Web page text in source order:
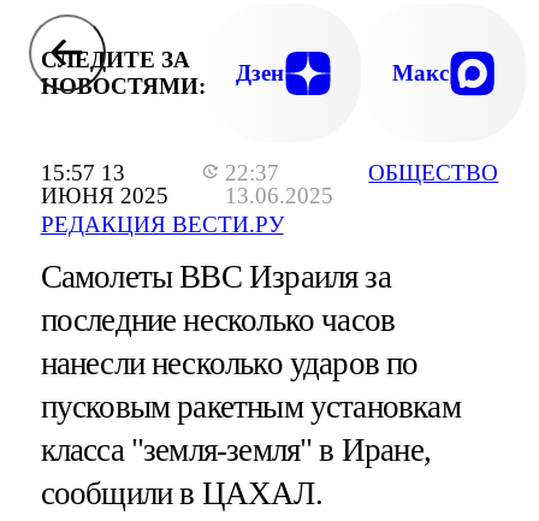
15:57 13
ИЮНЯ 2025
22:37
13.06.2025
РЕДАКЦИЯ ВЕСТИ.РУ
ОБЩЕСТВО
СЛЕДИТЕ ЗА
НОВОСТЯМИ:
Дзен Макс
Самолеты ВВС Израиля за
последние несколько часов
нанесли несколько ударов по
пусковым ракетным установкам
класса "земля-земля" в Иране,
сообщили в ЦАХАЛ.